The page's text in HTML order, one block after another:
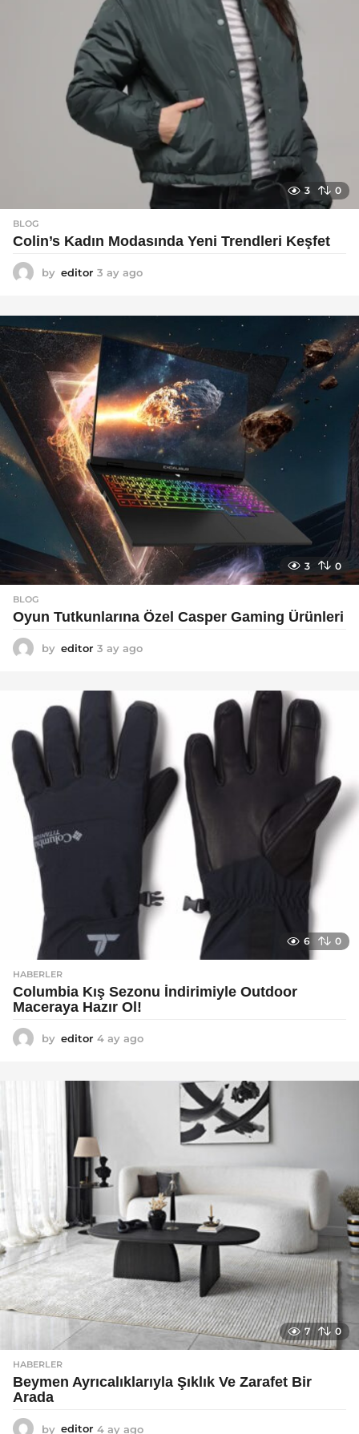
3 0
BLOG
Colin’s Kadın Modasında Yeni Trendleri Keşfet
by editor 3 ay ago
a
o
3 0
BLOG
Oyun Tutkunlarına Özel Casper Gaming Ürünleri
by editor 3 ay ago
g
6 0
HABERLER
Columbia Kış Sezonu İndirimiyle Outdoor
Maceraya Hazır Ol!
by editor 4 ay ago
a
7 0
HABERLER
Beymen Ayrıcalıklarıyla Şıklık Ve Zarafet Bir
Arada
by editor 4 ay ago